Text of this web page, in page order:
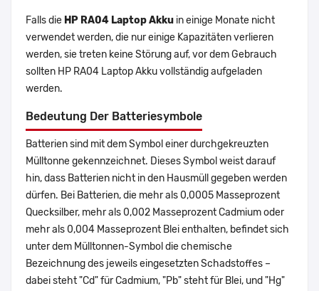
Falls die HP RA04 Laptop Akku in einige Monate nicht
verwendet werden, die nur einige Kapazitäten verlieren
werden, sie treten keine Störung auf, vor dem Gebrauch
sollten HP RA04 Laptop Akku vollständig aufgeladen
werden.
Bedeutung Der Batteriesymbole
Batterien sind mit dem Symbol einer durchgekreuzten
Mülltonne gekennzeichnet. Dieses Symbol weist darauf
hin, dass Batterien nicht in den Hausmüll gegeben werden
dürfen. Bei Batterien, die mehr als 0,0005 Masseprozent
Quecksilber, mehr als 0,002 Masseprozent Cadmium oder
mehr als 0,004 Masseprozent Blei enthalten, befindet sich
unter dem Mülltonnen-Symbol die chemische
Bezeichnung des jeweils eingesetzten Schadstoffes –
dabei steht "Cd" für Cadmium, "Pb" steht für Blei, und "Hg"